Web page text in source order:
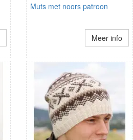
Muts met noors patroon
Meer info